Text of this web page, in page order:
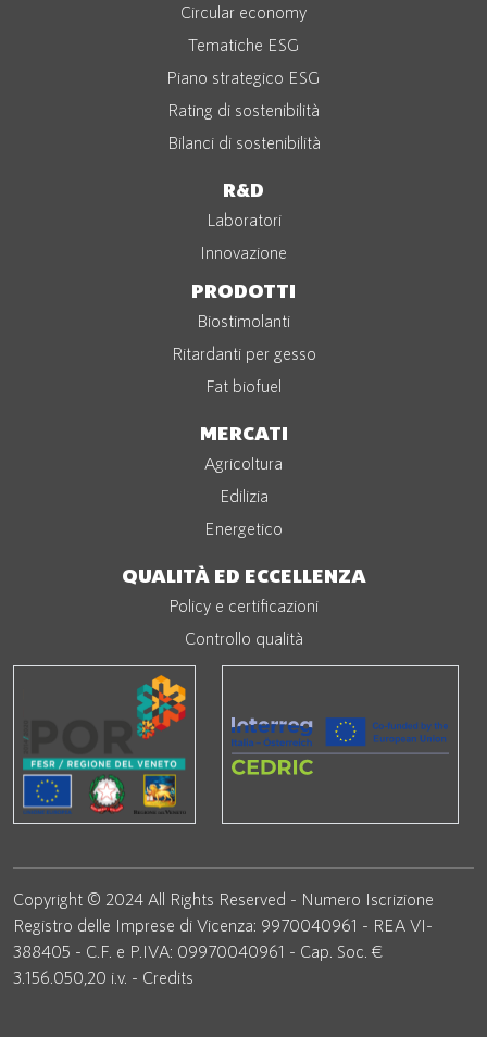
Circular economy
Tematiche ESG
Piano strategico ESG
Rating di sostenibilità
Bilanci di sostenibilità
R&D
Laboratori
Innovazione
PRODOTTI
Biostimolanti
Ritardanti per gesso
Fat biofuel
MERCATI
Agricoltura
Edilizia
Energetico
QUALITÀ ED ECCELLENZA
Policy e certificazioni
Controllo qualità
Copyright © 2024 All Rights Reserved - Numero Iscrizione
Registro delle Imprese di Vicenza: 9970040961 - REA VI-
388405 - C.F. e P.IVA: 09970040961 - Cap. Soc. €
3.156.050,20 i.v. - Credits